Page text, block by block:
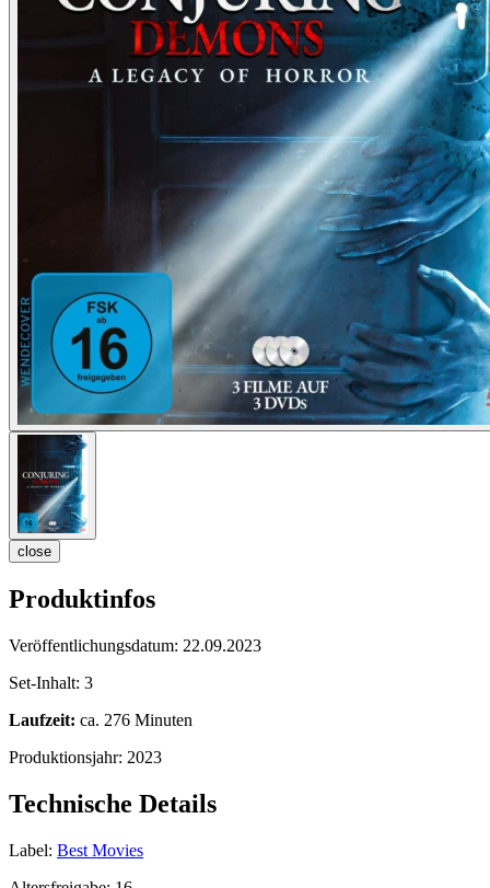
close
Produktinfos
Veröffentlichungsdatum: 22.09.2023
Set-Inhalt: 3
Laufzeit: ca. 276 Minuten
Produktionsjahr: 2023
Technische Details
Label: Best Movies